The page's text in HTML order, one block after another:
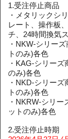
1.受注停止商品
・メタリックシ
レート、操作板
チ、24時間換気
・NKW-シリー
トのみ)各色
・KAG-シリー
のみ)各色
・NKD-シリー
トのみ)各色
・NKRW-シリ
ットのみ)各色
2.受注停止時期